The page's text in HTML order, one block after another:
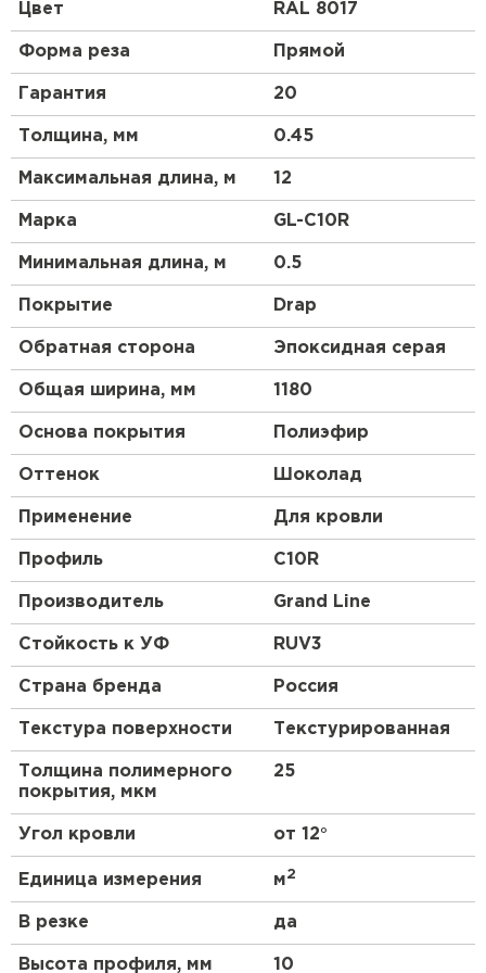
чем другие виды профнастила. Благодаря
высоте профиля этот материал будет органично
смотреться на крыше любой сложности.
Цвет RAL 8017
Форма реза Прямой
Гарантия 20
Толщина, мм 0.45
Максимальная длина, м 12
Марка GL-С10R
Минимальная длина, м 0.5
Покрытие Drap
Обратная сторона Эпоксидная серая
Общая ширина, мм 1180
Основа покрытия Полиэфир
Оттенок Шоколад
Применение Для кровли
Профиль C10R
Производитель Grand Line
Стойкость к УФ RUV3
Страна бренда Россия
Текстура поверхности Текстурированная
Толщина полимерного
покрытия, мкм
25
Угол кровли от 12°
Единица измерения м2
В резке да
Высота профиля, мм 10